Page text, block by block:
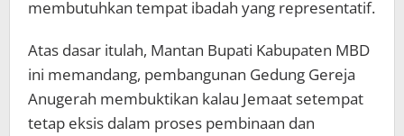
membutuhkan tempat ibadah yang representatif.
Atas dasar itulah, Mantan Bupati Kabupaten MBD
ini memandang, pembangunan Gedung Gereja
Anugerah membuktikan kalau Jemaat setempat
tetap eksis dalam proses pembinaan dan